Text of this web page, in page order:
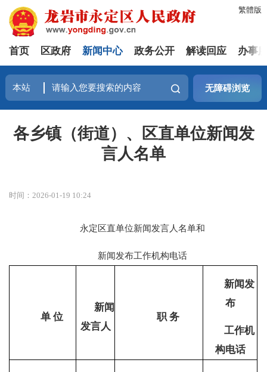
繁體版
首页 区政府 新闻中心 政务公开 解读回应 办事
无障碍浏览
各乡镇（街道）、区直单位新闻发
言人名单
时间：2026-01-19 10:24
永定区直单位新闻发言人名单和
新闻发布工作机构电话
单 位
新闻
发言人
职 务
新闻发
布
工作机
构电话